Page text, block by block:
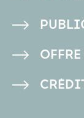
OFFRE